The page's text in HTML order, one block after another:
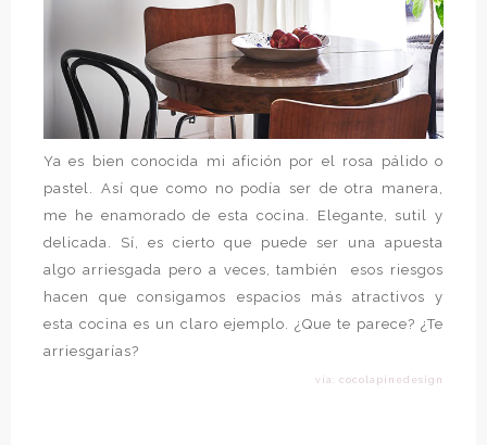
Ya es bien conocida mi afición por el rosa pálido o
pastel. Así que como no podía ser de otra manera,
me he enamorado de esta cocina. Elegante, sutil y
delicada. Sí, es cierto que puede ser una apuesta
algo arriesgada pero a veces, también esos riesgos
hacen que consigamos espacios más atractivos y
esta cocina es un claro ejemplo. ¿Que te parece? ¿Te
arriesgarías?
vía: cocolapinedesign